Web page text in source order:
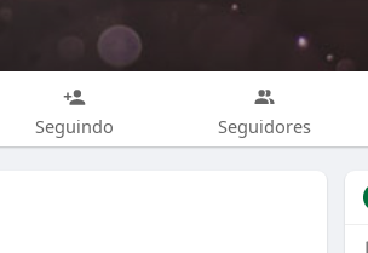
Seguindo Seguidores